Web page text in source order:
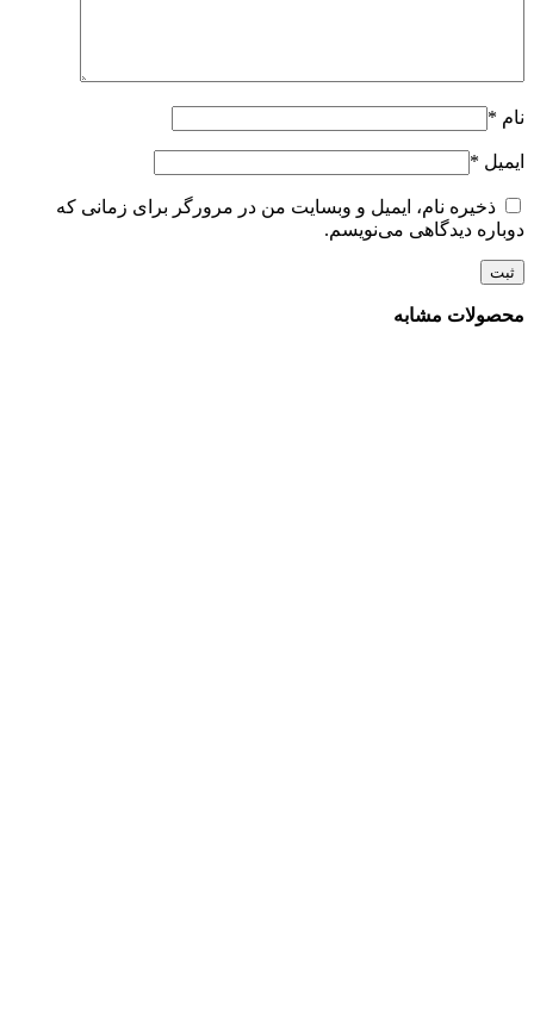
نام *
ایمیل *
ذخیره نام، ایمیل و وبسایت من در مرورگر برای زمانی که
دوباره دیدگاهی می‌نویسم.
محصولات مشابه